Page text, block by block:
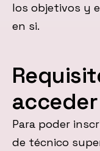
los objetivos y
en si.
acceder
Para poder
de técnico